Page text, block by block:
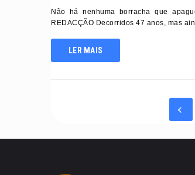
Não há nenhuma borracha que
REDACÇÃO Decorridos 47 anos, mas
LER MAIS